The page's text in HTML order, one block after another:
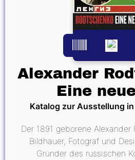
Alexander
Eine
Katalog zur Ausstellung
Der 1891 geborene Alexander
Bildhauer, Fotograf und
Gründer des russischen